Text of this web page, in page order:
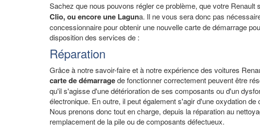
Sachez que nous pouvons régler ce problème, que votre Renault
Clio, ou encore une Laguna. Il ne vous sera donc pas
concessionnaire pour obtenir une nouvelle carte de démarrage
disposition des services de :
Réparation
Grâce à notre savoir-faire et à notre expérience des voitures
carte de démarragede fonctionner correctement peuvent être
qu'il s'agisse d'une détérioration de ses composants ou d'un
électronique. En outre, il peut également s'agir d'une oxydation
Nous prenons donc tout en charge, depuis la réparation au
remplacement de la pile ou de composants défectueux.